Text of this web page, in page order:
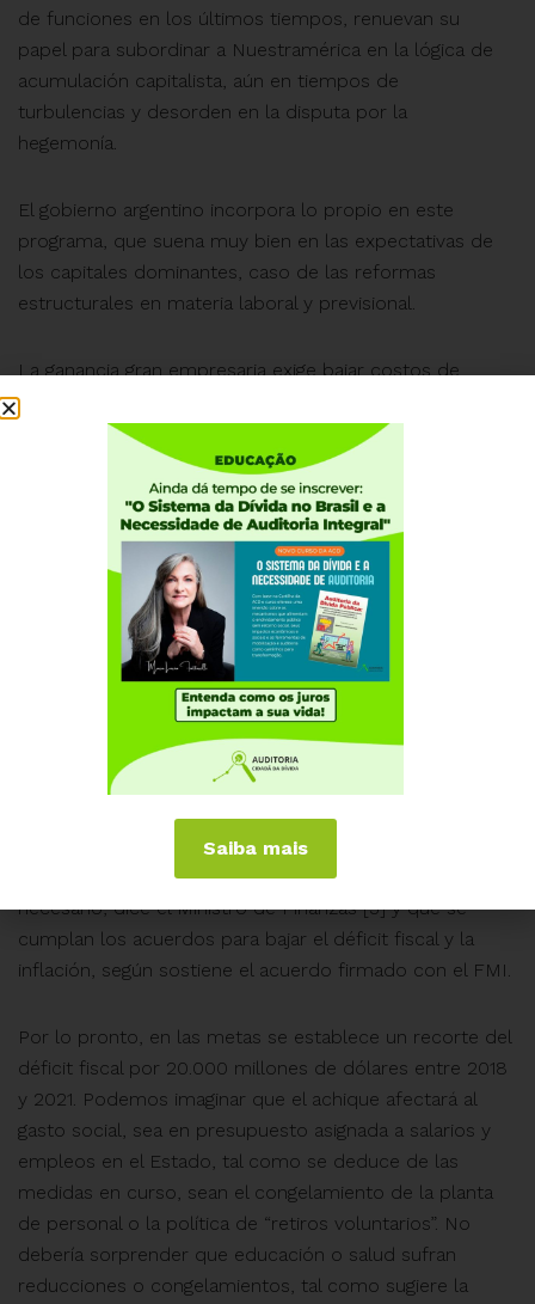
de funciones en los últimos tiempos, renuevan su
papel para subordinar a Nuestramérica en la lógica de
acumulación capitalista, aún en tiempos de
turbulencias y desorden en la disputa por la
hegemonía.
El gobierno argentino incorpora lo propio en este
programa, que suena muy bien en las expectativas de
los capitales dominantes, caso de las reformas
estructurales en materia laboral y previsional.
La ganancia gran empresaria exige bajar costos de
producción y entre ellos el gasto social que suponen
las jubilaciones y pensiones en momentos de
crecimiento de la posibilidad de vida. El envejecimiento
de la sociedad es un problema para los inversores
capitalistas, ya que la longevidad compite con la
apropiación del excedente económico. Ni hablar de los
derechos laborales que resienten las mejoras de
ganancias, móvil esencial del régimen del capital.
La letra chica del “stand by”
La información ofrecida es sobre metas globales y aún
falta conocer el impacto concreto del ajuste
comprometido a cambio del préstamo a desembolsar,
que por ahora serán solo 15.000 millones de dólares. El
resto se desembolsará en la medida que sea
necesario, dice el Ministro de Finanzas”[3] y que se
cumplan los acuerdos para bajar el déficit fiscal y la
inflación, según sostiene el acuerdo firmado con el FMI.
Por lo pronto, en las metas se establece un recorte del
déficit fiscal por 20.000 millones de dólares entre 2018
y 2021. Podemos imaginar que el achique afectará al
gasto social, sea en presupuesto asignada a salarios y
empleos en el Estado, tal como se deduce de las
medidas en curso, sean el congelamiento de la planta
de personal o la política de “retiros voluntarios”. No
debería sorprender que educación o salud sufran
reducciones o congelamientos, tal como sugiere la
Saiba mais